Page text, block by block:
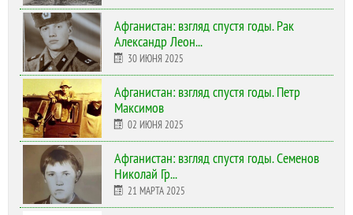
Афганистан: взгляд спустя годы. Рак
Александр Леон...
30 ИЮНЯ 2025
Афганистан: взгляд спустя годы. Петр
Максимов
02 ИЮНЯ 2025
Афганистан: взгляд спустя годы. Семенов
Николай Гр...
21 МАРТА 2025